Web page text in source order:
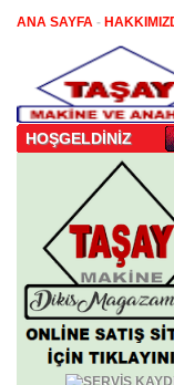
ANA SAYFA -
HOŞGELDİNİZ